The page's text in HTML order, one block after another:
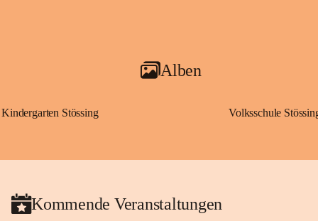
Alben
Kindergarten Stössing Volksschule
Kommende Veranstaltungen